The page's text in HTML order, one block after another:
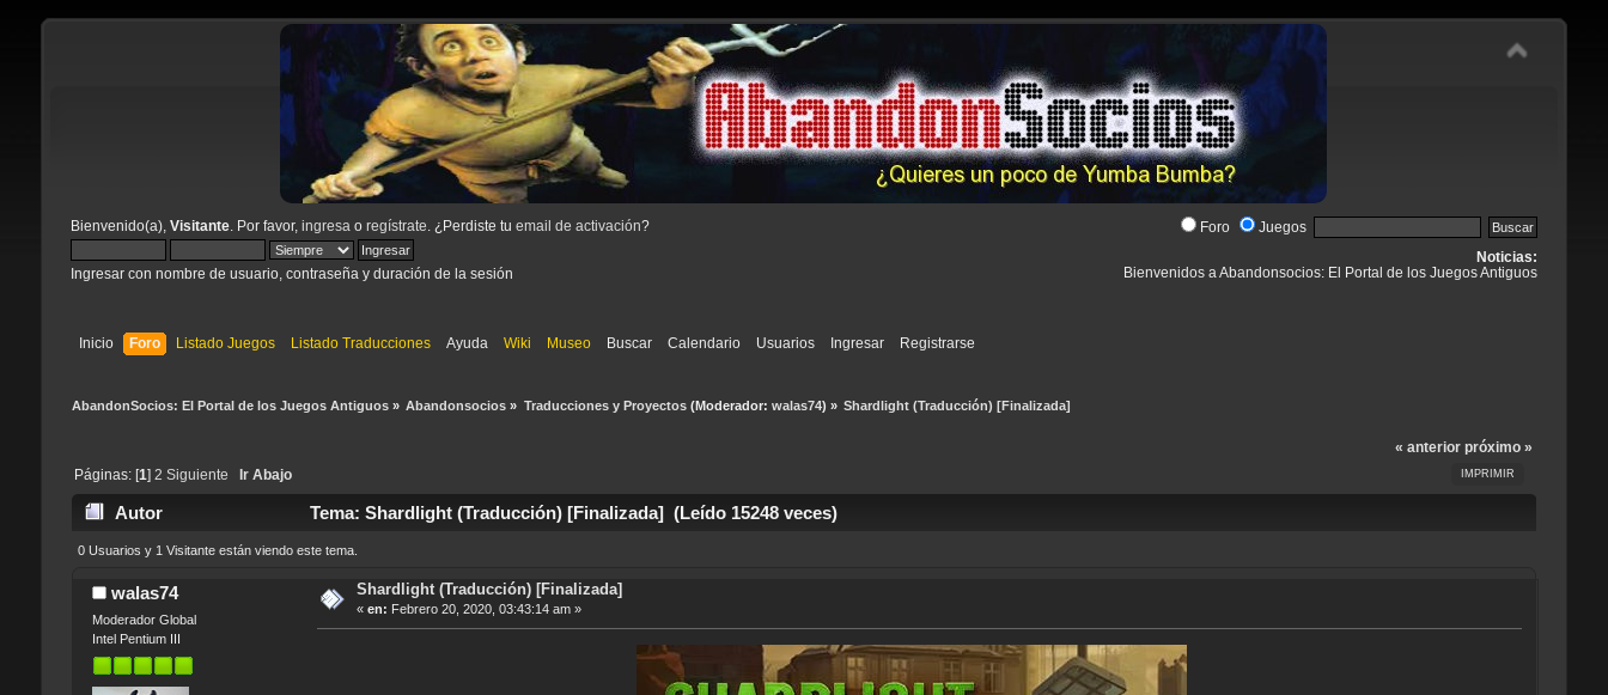
Bienvenido(a), Visitante. Por favor, ingresa o regístrate . ¿Perdiste tu email de activación?
Ingresar con nombre de usuario, contraseña y duración de la sesión
Foro Juegos
Noticias:
Bienvenidos a Abandonsocios: El Portal de los Juegos Antiguos
Inicio Foro Listado Juegos Listado Traducciones Ayuda Wiki Museo Buscar Calendario Usuarios Ingresar Registrarse
AbandonSocios: El Portal de los Juegos Antiguos» Abandonsocios » Traducciones y Proyectos(Moderador: walas74) » Shardlight (Traducción) [Finalizada]
« anterior próximo »
IMPRIMIR
Páginas: [ 1 2 Siguiente Ir Abajo
Autor Tema: Shardlight (Traducción) [Finalizada] (Leído 15248 veces)
0 Usuarios y 1 Visitante están viendo este tema.
walas74
Moderador Global
Intel Pentium III
Shardlight (Traducción) [Finalizada]
« en: Febrero 20, 2020, 03:43:14 am »